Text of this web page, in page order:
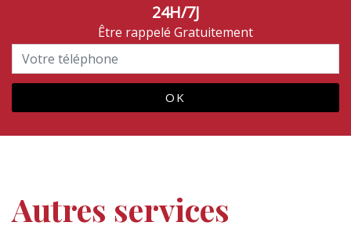
24H/7J
Être rappelé Gratuitement
Autres services